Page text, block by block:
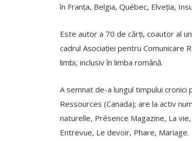
în Franța, Belgia, Québec, Elveția,
Este autor a 70 de cărți, coautor al
cadrul Asociației pentru Comunicare
limbi, inclusiv în limba română.
A semnat de-a lungul timpului
Ressources (Canada); are la activ
naturelle, Présence Magazine, La
Entrevue, Le devoir, Phare, Mariage.